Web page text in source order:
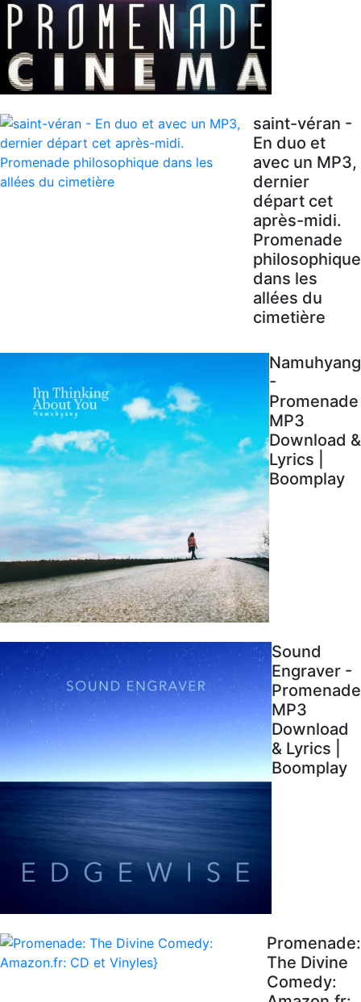
saint-véran -
En duo et
avec un MP3,
dernier
départ cet
après-midi.
Promenade
philosophique
dans les
allées du
cimetière
Namuhyang
-
Promenade
MP3
Download &
Lyrics |
Boomplay
Sound
Engraver -
Promenade
MP3
Download
& Lyrics |
Boomplay
Promenade:
The Divine
Comedy: